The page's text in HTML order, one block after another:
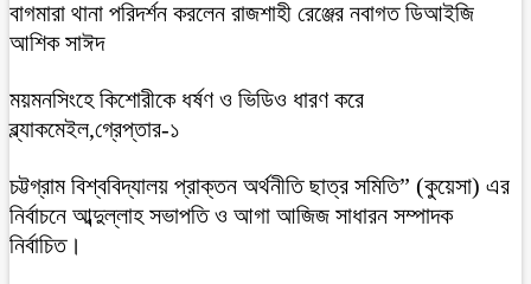
বাগমারা থানা পরিদর্শন করলেন রাজশাহী রেঞ্জের নবাগত ডিআইজি
আশিক সাঈদ
ময়মনসিংহে কিশোরীকে ধর্ষণ ও ভিডিও ধারণ করে
ব্ল্যাকমেইল,গ্রেপ্তার-১
চট্টগ্রাম বিশ্ববিদ্যালয় প্রাক্তন অর্থনীতি ছাত্র সমিতি” (কুয়েসা) এর
নির্বাচনে আব্দুল্লাহ সভাপতি ও আগা আজিজ সাধারন সম্পাদক
নির্বাচিত।